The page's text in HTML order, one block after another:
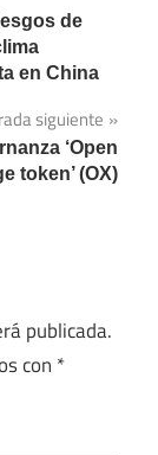
de
en China
siguiente
‘Open
token’ (OX)
publicada.
con *